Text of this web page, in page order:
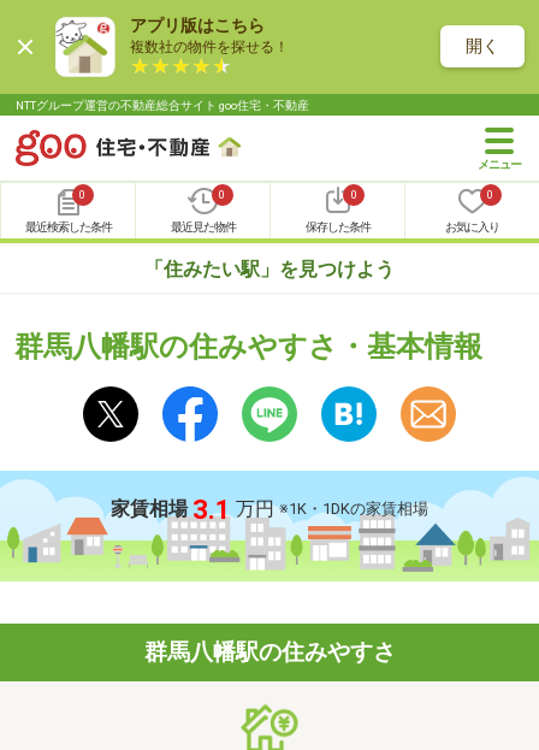
アプリ版はこちら
複数社の物件を探せる！ 開く
NTTグループ運営の不動産総合サイト goo住宅・不動産
0
最近検索した条件
0
最近見た物件
0
保存した条件
0
お気に入り
「住みたい駅」を見つけよう
群馬八幡駅の住みやすさ・基本情報
家賃相場 3.1 万円 ※1K・1DKの家賃相場
群馬八幡駅の住みやすさ